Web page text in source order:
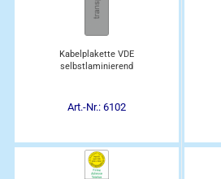
Kabelplakette VDE
selbstlaminierend
Art.-Nr.: 6102